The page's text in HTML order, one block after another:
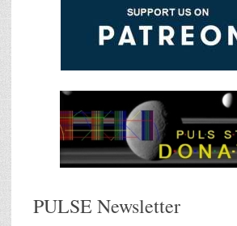
PULSE Newsletter